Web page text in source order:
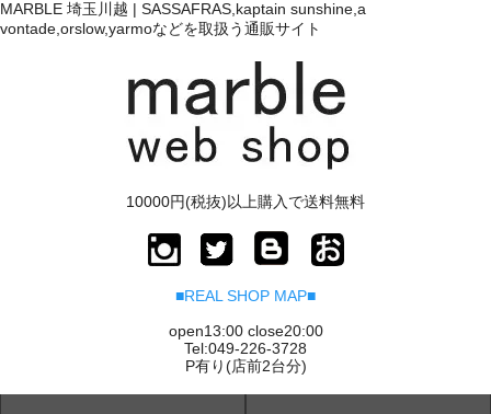
MARBLE 埼玉川越 | SASSAFRAS,kaptain sunshine,a
vontade,orslow,yarmoなどを取扱う通販サイト
10000円(税抜)以上購入で送料無料
■REAL SHOP MAP■
open13:00 close20:00
Tel:049-226-3728
P有り(店前2台分)